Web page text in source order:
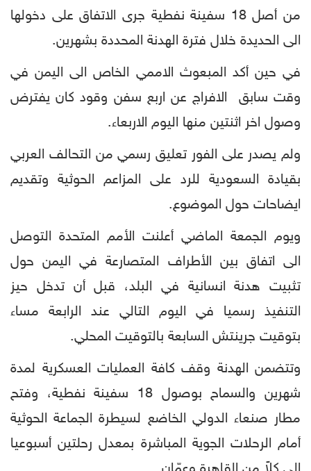
من أصل 18 سفينة نفطية جرى الاتفاق على دخولها
الى الحديدة خلال فترة الهدنة المحددة بشهرين.
في حين أكد المبعوث الاممي الخاص الى اليمن في
وقت سابق الافراج عن اربع سفن وقود كان يفترض
وصول اخر اثنتين منها اليوم الاربعاء.
ولم يصدر على الفور تعليق رسمي من التحالف العربي
بقيادة السعودية للرد على المزاعم الحوثية وتقديم
ايضاحات حول الموضوع.
ويوم الجمعة الماضي أعلنت الأمم المتحدة التوصل
الى اتفاق بين الأطراف المتصارعة في اليمن حول
تثبيت هدنة انسانية في البلد، قبل أن تدخل حيز
التنفيذ رسميا في اليوم التالي عند الرابعة مساء
بتوقيت جرينتش السابعة بالتوقيت المحلي.
وتتضمن الهدنة وقف كافة العمليات العسكرية لمدة
شهرين والسماح بوصول 18 سفينة نفطية، وفتح
مطار صنعاء الدولي الخاضع لسيطرة الجماعة الحوثية
أمام الرحلات الجوية المباشرة بمعدل رحلتين أسبوعيا